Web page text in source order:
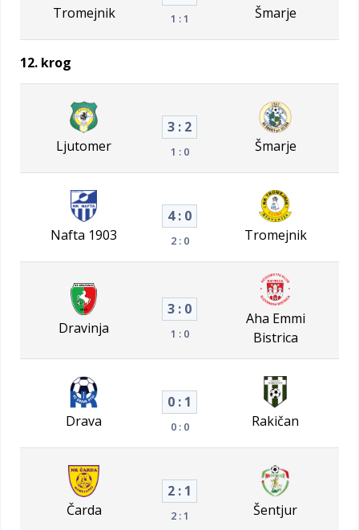
Tromejnik 1 : 1 Šmarje
12. krog
Ljutomer
3 : 2
1 : 0 Šmarje
Nafta 1903
4 : 0
2 : 0 Tromejnik
Dravinja
3 : 0
1 : 0
Aha Emmi
Bistrica
Drava
0 : 1
0 : 0 Rakičan
Čarda
2 : 1
2 : 1 Šentjur